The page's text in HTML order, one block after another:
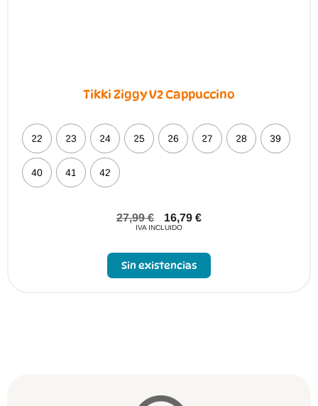
Tikki Ziggy V2 Cappuccino
22 23 24 25 26 27 28 39
40 41 42
27,99€ 16,79 €
IVA INCLUIDO
Sin existencias